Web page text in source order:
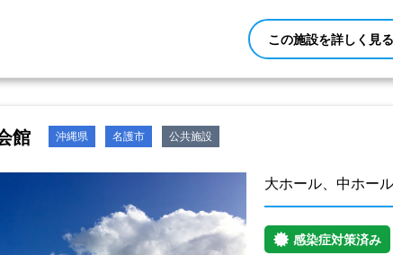
この施設を詳しく見る
館 沖縄県 名護市 公共施設
大ホール、中ホー
感染症対策済み